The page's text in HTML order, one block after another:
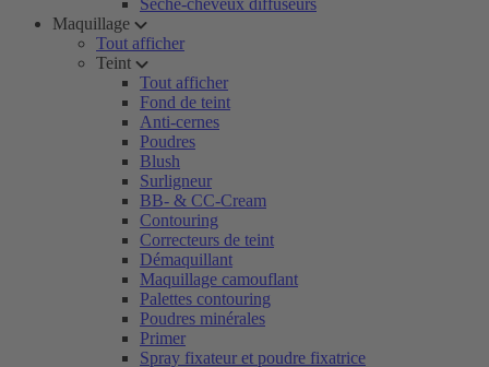
Sèche-cheveux diffuseurs
Maquillage
Tout afficher
Teint
Tout afficher
Fond de teint
Anti-cernes
Poudres
Blush
Surligneur
BB- & CC-Cream
Contouring
Correcteurs de teint
Démaquillant
Maquillage camouflant
Palettes contouring
Poudres minérales
Primer
Spray fixateur et poudre fixatrice